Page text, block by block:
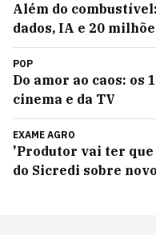
Além do
dados, IA e 20
POP
Do amor ao caos: os
cinema e da TV
EXAME AGRO
'Produtor vai ter
do Sicredi sobre